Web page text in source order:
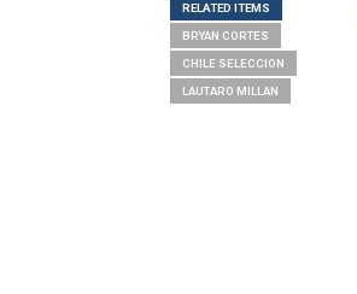
RELATED ITEMS
BRYAN CORTES
CHILE SELECCION
LAUTARO MILLAN